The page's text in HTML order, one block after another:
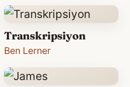
Transkripsiyon
Ben Lerner